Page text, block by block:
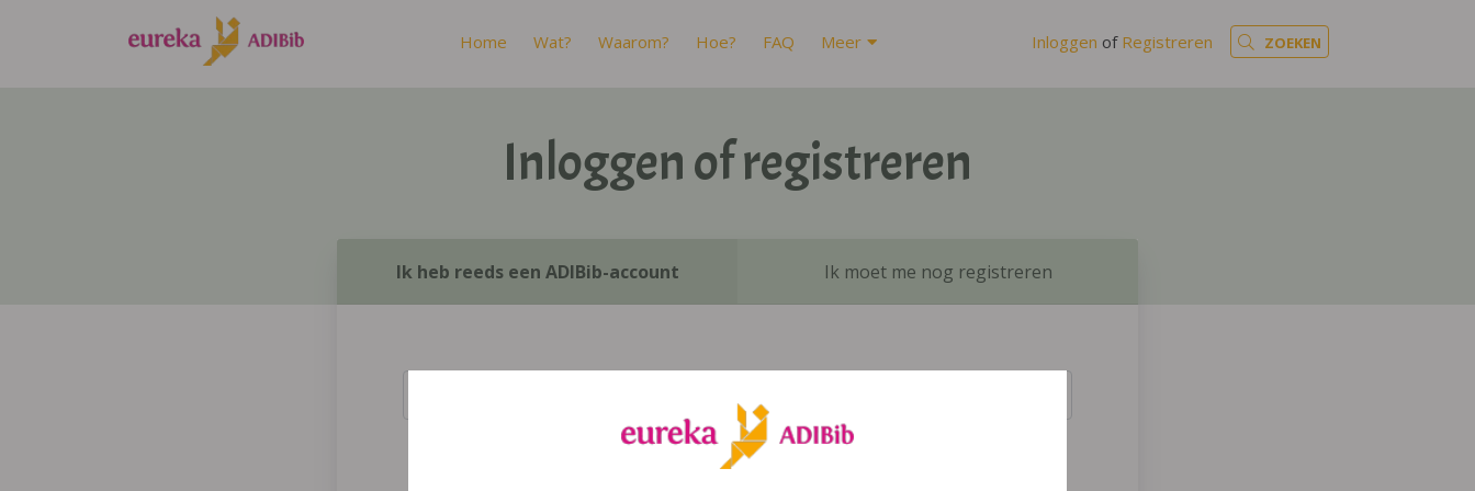
Home Wat? Waarom? Hoe? FAQ Meer Inloggen of Registreren ZOEKEN
Inloggen of registreren
Ik heb reeds een ADIBib-account Ik moet me nog registreren
Inloggen